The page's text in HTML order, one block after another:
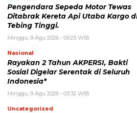
Pengendara Sepeda Motor Tewas
Ditabrak Kereta Api Utaba Kargo
Tebing Tinggi.
Minggu, 9 Agu 2026 - 09:25 WIB
Nasional
Rayakan 2 Tahun AKPERSI, Bakti
Sosial Digelar Serentak di Seluruh
Indonesia*
Minggu, 9 Agu 2026 - 03:32 WIB
Uncategorized